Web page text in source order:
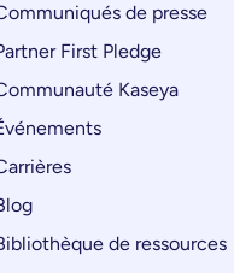
de presse
First Pledge
Kaseya
de ressources